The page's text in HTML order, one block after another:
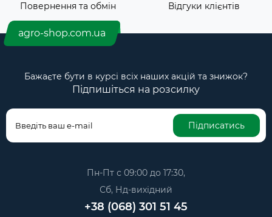
Повернення та обмін Відгуки клієнтів
agro-shop.com.ua
Бажаєте бути в курсі всіх наших акцій та знижок?
Підпишіться на розсилку
Підписатись
Пн-Пт с 09:00 до 17:30,
Сб, Нд-вихідний
+38 (068) 301 51 45